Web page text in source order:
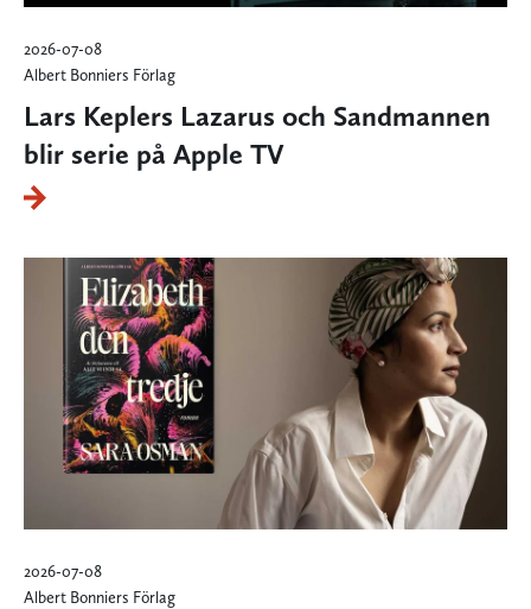
2026-07-08
Albert Bonniers Förlag
Lars Keplers Lazarus och Sandmannen
blir serie på Apple TV
2026-07-08
Albert Bonniers Förlag